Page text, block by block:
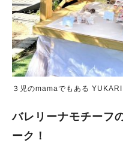
３児のmamaでもある YUKARI
バレリーナモチーフ
ーク！